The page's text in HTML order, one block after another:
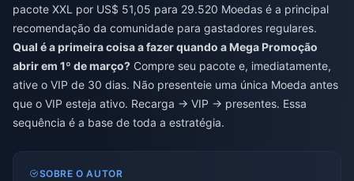
pacote XXL por US$ 51,05 para 29.520 Moedas é a principal
recomendação da comunidade para gastadores regulares.
Qual é a primeira coisa a fazer quando a Mega Promoção
abrir em 1º de março? Compre seu pacote e, imediatamente,
ative o VIP de 30 dias. Não presenteie uma única Moeda antes
que o VIP esteja ativo. Recarga → VIP → presentes. Essa
sequência é a base de toda a estratégia.
SOBRE O AUTOR